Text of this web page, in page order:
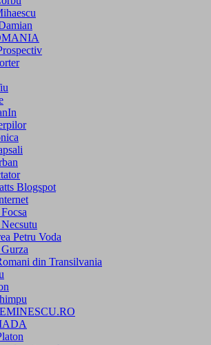
Blogspot
Petru Voda
din Transilvania